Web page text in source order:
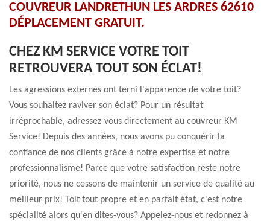
COUVREUR LANDRETHUN LES ARDRES 62610
DÉPLACEMENT GRATUIT.
CHEZ KM SERVICE VOTRE TOIT
RETROUVERA TOUT SON ÉCLAT!
Les agressions externes ont terni l'apparence de votre toit?
Vous souhaitez raviver son éclat? Pour un résultat
irréprochable, adressez-vous directement au couvreur KM
Service! Depuis des années, nous avons pu conquérir la
confiance de nos clients grâce à notre expertise et notre
professionnalisme! Parce que votre satisfaction reste notre
priorité, nous ne cessons de maintenir un service de qualité au
meilleur prix! Toit tout propre et en parfait état, c'est notre
spécialité alors qu'en dites-vous? Appelez-nous et redonnez à